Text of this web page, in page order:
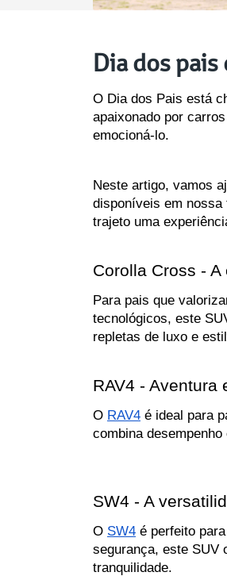
Dia dos
O Dia dos Pais está
apaixonado por
emocioná-lo.
Neste artigo, vamos
disponíveis em nossa
trajeto uma
Corolla Cross -
Para pais que
tecnológicos, este
repletas de luxo e
RAV4 - Aventura
O RAV4 é ideal para
combina
SW4 - A
O SW4 é perfeito
segurança, este SUV
tranquilidade.